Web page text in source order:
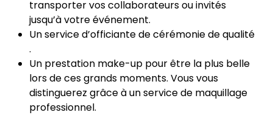
transporter vos collaborateurs ou invités
jusqu’à votre événement.
Un service d’officiante de cérémonie de qualité
.
Un prestation make-up pour être la plus belle
lors de ces grands moments. Vous vous
distinguerez grâce à un service de maquillage
professionnel.